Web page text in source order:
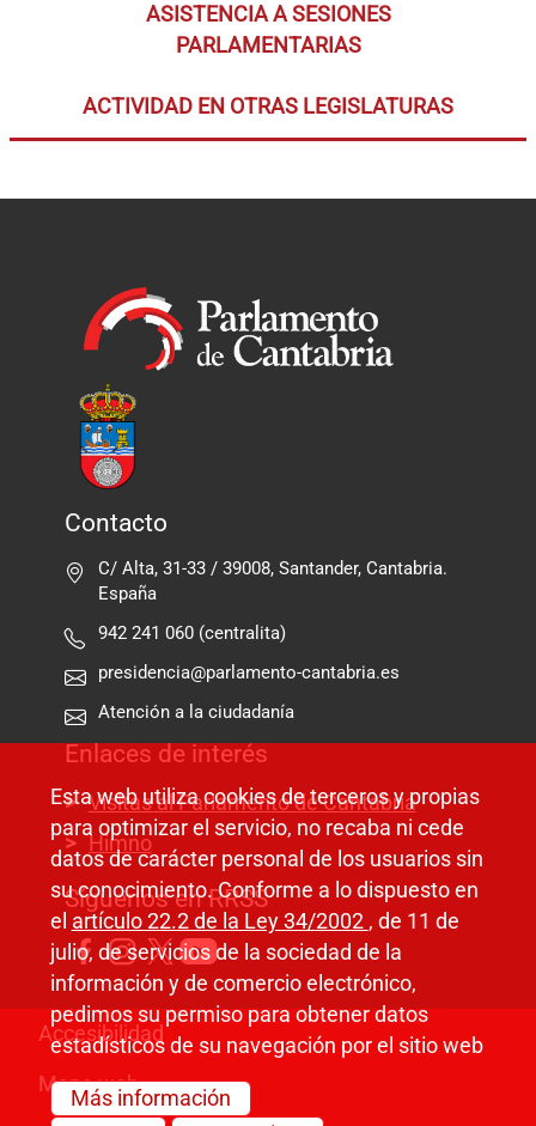
ASISTENCIA A SESIONES
PARLAMENTARIAS
ACTIVIDAD EN OTRAS LEGISLATURAS
Contacto
C/ Alta, 31-33 / 39008, Santander, Cantabria.
España
942 241 060 (centralita)
presidencia@parlamento-cantabria.es
Atención a la ciudadanía
Enlaces de interés
Visitas al Parlamento de Cantabria
Himno
Síguenos en RRSS
Pie de página
Accesibilidad
Mapa web
Esta web utiliza cookies de terceros y propias
para optimizar el servicio, no recaba ni cede
datos de carácter personal de los usuarios sin
su conocimiento. Conforme a lo dispuesto en
el artículo 22.2 de la Ley 34/2002 , de 11 de
julio, de servicios de la sociedad de la
información y de comercio electrónico,
pedimos su permiso para obtener datos
estadísticos de su navegación por el sitio web
Más información